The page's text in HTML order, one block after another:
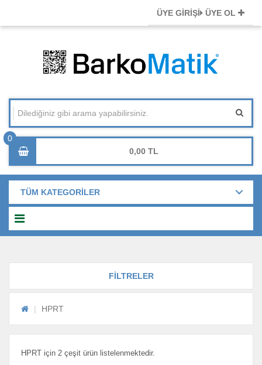
ÜYE GİRİŞİ ÜYE OL
0,00
TÜM KATEGORİLER
FİLTRELER
HPRT
HPRT için 2 çeşit ürün listelenmektedir.